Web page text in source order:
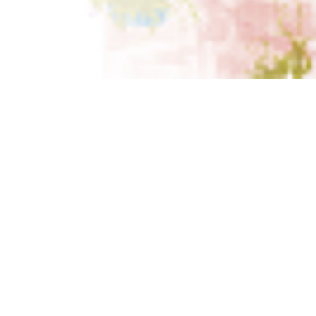
валик. Цвет: фуксия. Размер:
33 (20,8 см). Небольшой